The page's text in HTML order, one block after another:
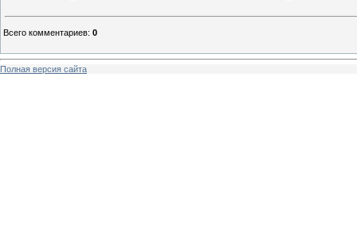
Всего комментариев: 0
Полная версия сайта